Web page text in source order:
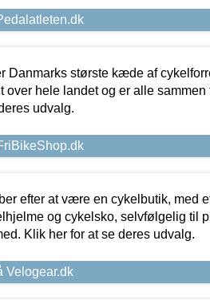
Danmarks største kæde af
over hele landet og er alle sammen
udvalg.
efter at være en cykelbutik, med
og cykelsko, selvfølgelig til
Klik her for at se deres udvalg.
Velogear.dk